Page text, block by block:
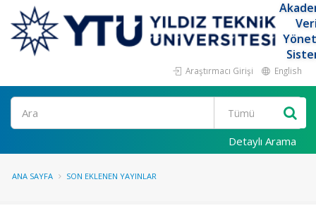
Araştırmacı Girişi English
Ara
Detaylı Arama
ANA SAYFA SON EKLENEN YAYINLAR